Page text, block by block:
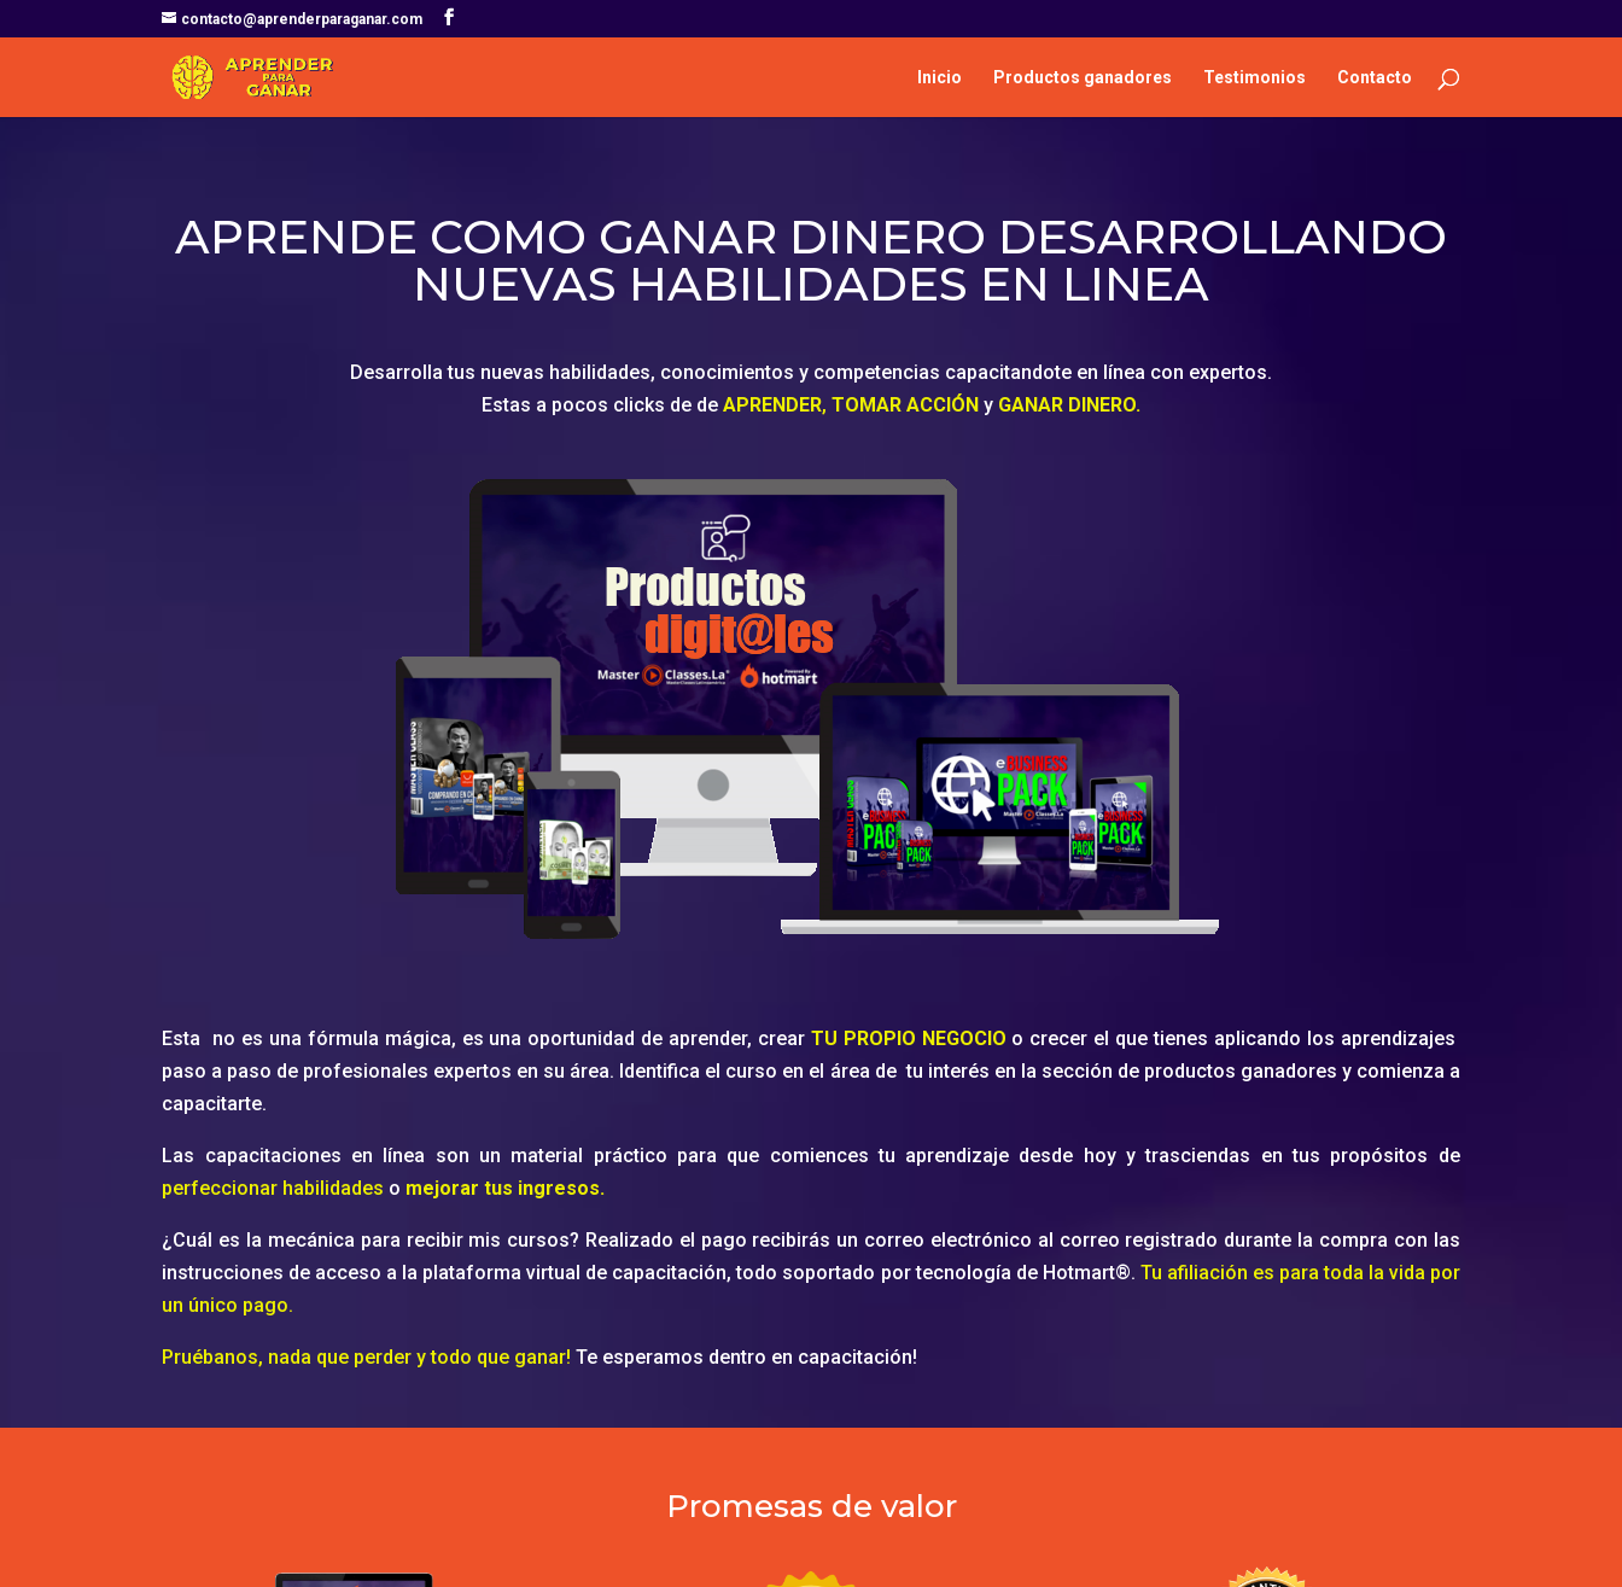
contacto@aprenderparaganar.com
Inicio Productos ganadores Testimonios Contacto
APRENDE COMO GANAR DINERO DESARROLLANDO
NUEVAS HABILIDADES EN LINEA
Desarrolla tus nuevas habilidades, conocimientos y competencias capacitandote en línea con expertos.
Estas a pocos clicks de de APRENDER, TOMAR ACCIÓN y GANAR DINERO.
Esta no es una fórmula mágica, es una oportunidad de aprender, crear TU PROPIO NEGOCIO o crecer el que tienes aplicando los aprendizajes
paso a paso de profesionales expertos en su área. Identifica el curso en el área de tu interés en la sección de productos ganadores y comienza a
capacitarte.
Las capacitaciones en línea son un material práctico para que comiences tu aprendizaje desde hoy y trasciendas en tus propósitos de
perfeccionar habilidades o mejorar tus ingresos.
¿Cuál es la mecánica para recibir mis cursos? Realizado el pago recibirás un correo electrónico al correo registrado durante la compra con las
instrucciones de acceso a la plataforma virtual de capacitación, todo soportado por tecnología de Hotmart®. Tu afiliación es para toda la vida por
un único pago.
Pruébanos, nada que perder y todo que ganar!Te esperamos dentro en capacitación!
Promesas de valor